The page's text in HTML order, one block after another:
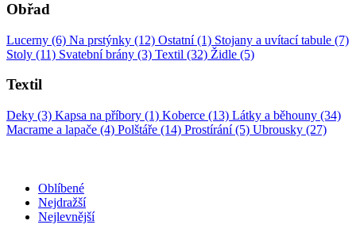
Obřad
Lucerny (6) Na prstýnky (12) Ostatní (1) Stojany a uvítací tabule (7)
Stoly (11) Svatební brány (3) Textil (32) Židle (5)
Textil
Deky (3) Kapsa na příbory (1) Koberce (13) Látky a běhouny (34)
Macrame a lapače (4) Polštáře (14) Prostírání (5) Ubrousky (27)
Oblíbené
Nejdražší
Nejlevnější